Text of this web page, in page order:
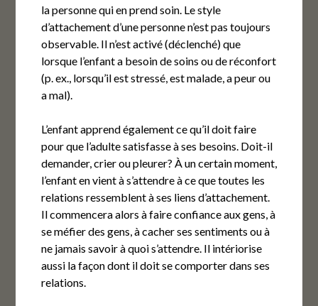
la personne qui en prend soin. Le style
d’attachement d’une personne n’est pas toujours
observable. Il n’est activé (déclenché) que
lorsque l’enfant a besoin de soins ou de réconfort
(p. ex., lorsqu’il est stressé, est malade, a peur ou
a mal).
L’enfant apprend également ce qu’il doit faire
pour que l’adulte satisfasse à ses besoins. Doit-il
demander, crier ou pleurer? À un certain moment,
l’enfant en vient à s’attendre à ce que toutes les
relations ressemblent à ses liens d’attachement.
Il commencera alors à faire confiance aux gens, à
se méfier des gens, à cacher ses sentiments ou à
ne jamais savoir à quoi s’attendre. Il intériorise
aussi la façon dont il doit se comporter dans ses
relations.